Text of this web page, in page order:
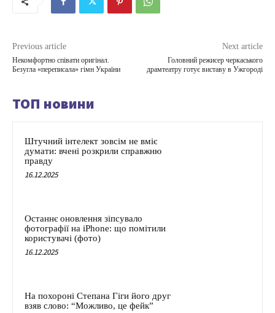
Previous article
Некомфортно співати оригінал.
Безугла «переписала» гімн України
Next article
Головний режисер черкаського
драмтеатру готує виставу в Ужгороді
ТОП новини
Штучний інтелект зовсім не вміє
думати: вчені розкрили справжню
правду
16.12.2025
Останнє оновлення зіпсувало
фотографії на iPhone: що помітили
користувачі (фото)
16.12.2025
На похороні Степана Гіги його друг
взяв слово: “Можливо, це фейк”